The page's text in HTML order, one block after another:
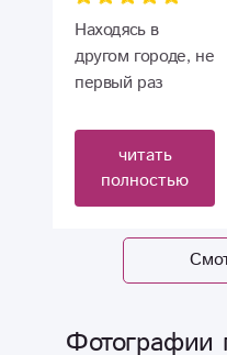
Находясь в
другом городе, не
первый раз
цветы для
родственников.
Всегда всё
красиво, быстро
и чётко. Спасибо
Вам большое за
переживания!!!
читать
полностью
Фотографии